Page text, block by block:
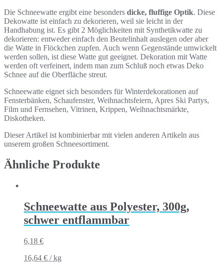
Die Schneewatte ergibt eine besonders dicke, fluffige Optik. Diese
Dekowatte ist einfach zu dekorieren, weil sie leicht in der
Handhabung ist. Es gibt 2 Möglichkeiten mit Synthetikwatte zu
dekorieren: entweder einfach den Beutelinhalt auslegen oder aber
die Watte in Flöckchen zupfen. Auch wenn Gegenstände umwickelt
werden sollen, ist diese Watte gut geeignet. Dekoration mit Watte
werden oft verfeinert, indem man zum Schluß noch etwas Deko
Schnee auf die Oberfläche streut.
Schneewatte eignet sich besonders für Winterdekorationen auf
Fensterbänken, Schaufenster, Weihnachtsfeiern, Apres Ski Partys,
Film und Fernsehen, Vitrinen, Krippen, Weihnachtsmärkte,
Diskotheken.
Dieser Artikel ist kombinierbar mit vielen anderen Artikeln aus
unserem großen Schneesortiment.
Ähnliche Produkte
Schneewatte aus Polyester, 300g,
schwer entflammbar
6,18 €
16,64 € /kg